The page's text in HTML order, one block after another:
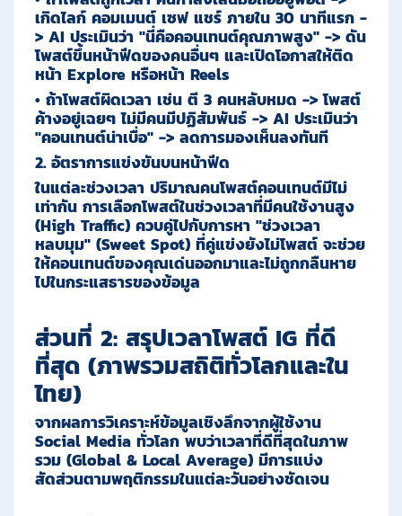
เกิดไลก์ คอมเมนต์ เซฟ แชร์ ภายใน 30 นาทีแรก -
> AI ประเมินว่า "นี่คือคอนเทนต์คุณภาพสูง" -> ดัน
โพสต์ขึ้นหน้าฟีดของคนอื่นๆ และเปิดโอกาสให้ติด
หน้า Explore หรือหน้า Reels
• ถ้าโพสต์ผิดเวลา เช่น ตี 3 คนหลับหมด -> โพสต์
ค้างอยู่เฉยๆ ไม่มีคนมีปฏิสัมพันธ์ -> AI ประเมินว่า
"คอนเทนต์น่าเบื่อ" -> ลดการมองเห็นลงทันที
2. อัตราการแข่งขันบนหน้าฟีด
ในแต่ละช่วงเวลา ปริมาณคนโพสต์คอนเทนต์มีไม่
เท่ากัน การเลือกโพสต์ในช่วงเวลาที่มีคนใช้งานสูง
(High Traffic) ควบคู่ไปกับการหา "ช่วงเวลา
หลบมุม" (Sweet Spot) ที่คู่แข่งยังไม่โพสต์ จะช่วย
ให้คอนเทนต์ของคุณเด่นออกมาและไม่ถูกกลืนหาย
ไปในกระแสธารของข้อมูล
ส่วนที่ 2: สรุปเวลาโพสต์ IG ที่ดี
ที่สุด (ภาพรวมสถิติทั่วโลกและใน
ไทย)
จากผลการวิเคราะห์ข้อมูลเชิงลึกจากผู้ใช้งาน
Social Media ทั่วโลก พบว่าเวลาที่ดีที่สุดในภาพ
รวม (Global & Local Average) มีการแบ่ง
สัดส่วนตามพฤติกรรมในแต่ละวันอย่างชัดเจน